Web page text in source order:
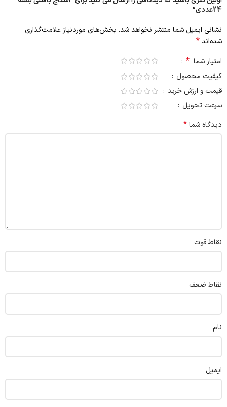
24عددی”
نشانی ایمیل شما منتشر نخواهد شد. بخش‌های موردنیاز علامت‌گذاری
شده‌اند*
امتیاز شما *
کیفیت محصول
قیمت و ارزش خرید
سرعت تحویل
دیدگاه شما*
نقاط قوت
نقاط ضعف
نام
ایمیل